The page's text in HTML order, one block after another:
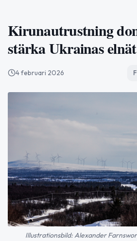
Kirunautrustning
stärka Ukrainas elnät
4 februari 2026
Illustrationsbild: Alexander